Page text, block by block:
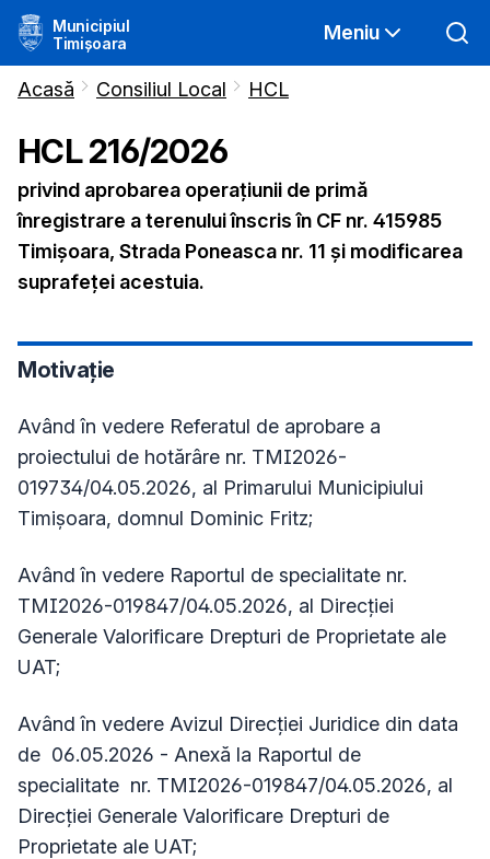
Municipiul
Timișoara
Meniu
Acasă Consiliul Local HCL
HCL216/2026
privind aprobarea operațiunii de primă
înregistrare a terenului înscris în CF nr. 415985
Timișoara, Strada Poneasca nr. 11 și modificarea
suprafeței acestuia.
Motivație
Având în vedere Referatul de aprobare a
proiectului de hotărâre nr. TMI2026-
019734/04.05.2026, al Primarului Municipiului
Timişoara, domnul Dominic Fritz;
Având în vedere Raportul de specialitate nr.
TMI2026-019847/04.05.2026, al Direcției
Generale Valorificare Drepturi de Proprietate ale
UAT;
Având în vedere Avizul Direcției Juridice din data
de 06.05.2026 - Anexă la Raportul de
specialitate nr. TMI2026-019847/04.05.2026, al
Direcției Generale Valorificare Drepturi de
Proprietate ale UAT;